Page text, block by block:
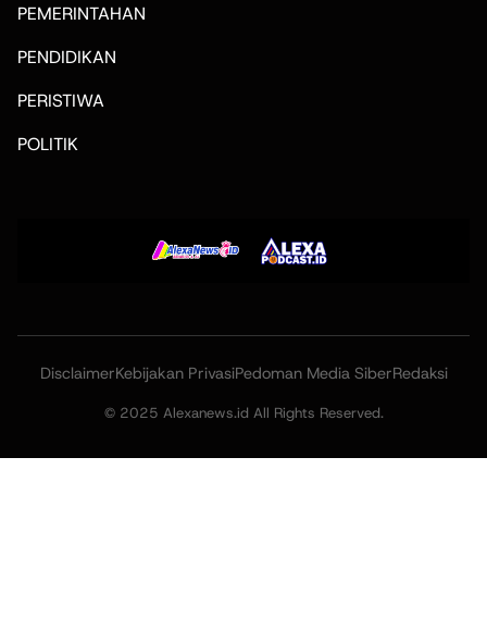
PEMERINTAHAN
PENDIDIKAN
PERISTIWA
POLITIK
DisclaimerKebijakan PrivasiPedoman Media SiberRedaksi
© 2025 Alexanews.id All Rights Reserved.